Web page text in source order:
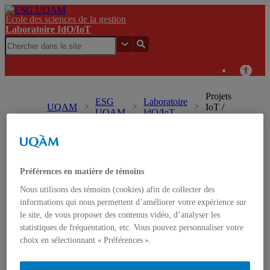
École des sciences de la gestion
Laboratoire IdO/IoT
UQAM
ESG
UQAM
Laboratoire
IdO/IoT
Projets
IoT /
Accueil
Laboratoire IdO/IoT
Mission
Historique et structure
Technologies IoT
IoT labs in the World
Notre équipe
Étudiants
Préférences en matière de témoins
Nous utilisons des témoins (cookies) afin de collecter des
informations qui nous permettent d’améliorer votre expérience sur
le site, de vous proposer des contenus vidéo, d’analyser les
statistiques de fréquentation, etc. Vous pouvez personnaliser votre
choix en sélectionnant « Préférences ».